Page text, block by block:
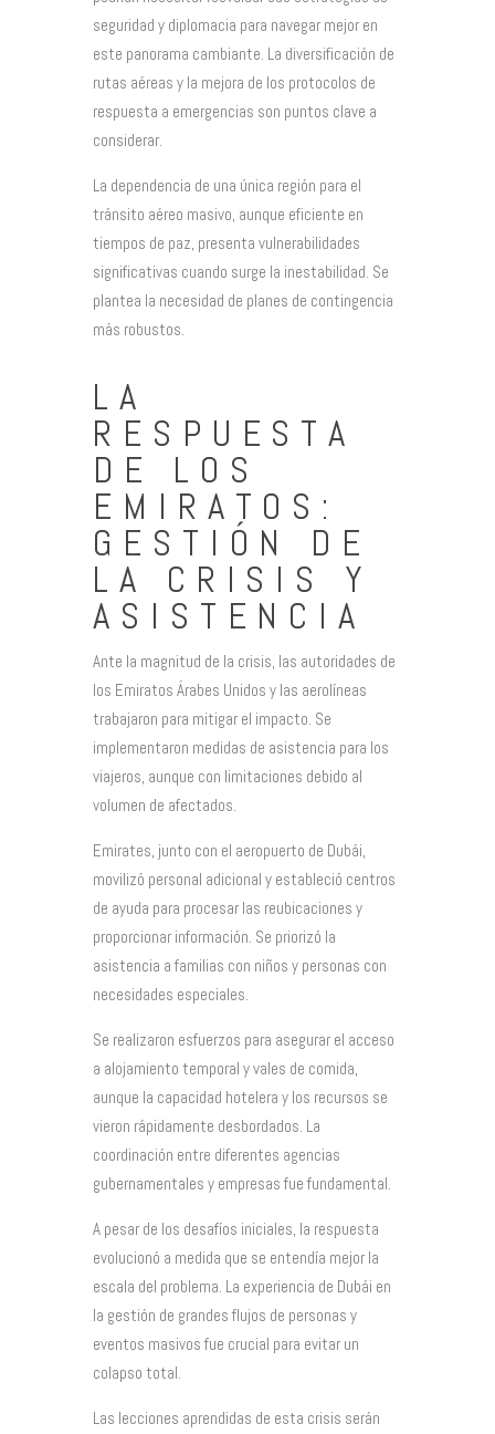
seguridad y diplomacia para navegar mejor en
este panorama cambiante. La diversificación de
rutas aéreas y la mejora de los protocolos de
respuesta a emergencias son puntos clave a
considerar.
La dependencia de una única región para el
tránsito aéreo masivo, aunque eficiente en
tiempos de paz, presenta vulnerabilidades
significativas cuando surge la inestabilidad. Se
plantea la necesidad de planes de contingencia
más robustos.
LA
RESPUESTA
DE LOS
EMIRATOS:
GESTIÓN DE
LA CRISIS Y
ASISTENCIA
Ante la magnitud de la crisis, las autoridades de
los Emiratos Árabes Unidos y las aerolíneas
trabajaron para mitigar el impacto. Se
implementaron medidas de asistencia para los
viajeros, aunque con limitaciones debido al
volumen de afectados.
Emirates, junto con el aeropuerto de Dubái,
movilizó personal adicional y estableció centros
de ayuda para procesar las reubicaciones y
proporcionar información. Se priorizó la
asistencia a familias con niños y personas con
necesidades especiales.
Se realizaron esfuerzos para asegurar el acceso
a alojamiento temporal y vales de comida,
aunque la capacidad hotelera y los recursos se
vieron rápidamente desbordados. La
coordinación entre diferentes agencias
gubernamentales y empresas fue fundamental.
A pesar de los desafíos iniciales, la respuesta
evolucionó a medida que se entendía mejor la
escala del problema. La experiencia de Dubái en
la gestión de grandes flujos de personas y
eventos masivos fue crucial para evitar un
colapso total.
Las lecciones aprendidas de esta crisis serán